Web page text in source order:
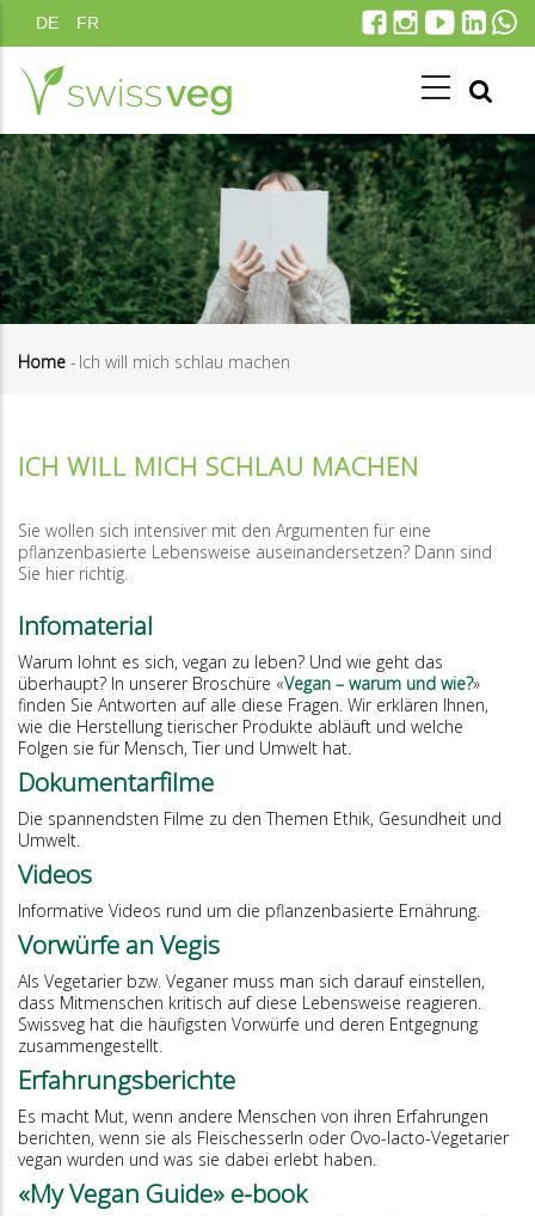
to
main
content
DE FR
Home - Ich will mich schlau machen
ICH WILL MICH SCHLAU MACHEN
Sie wollen sich intensiver mit den Argumenten für eine
pflanzenbasierte Lebensweise auseinandersetzen? Dann sind
Sie hier richtig.
Infomaterial
Warum lohnt es sich, vegan zu leben? Und wie geht das
überhaupt? In unserer Broschüre «Vegan – warum und wie?»
finden Sie Antworten auf alle diese Fragen. Wir erklären Ihnen,
wie die Herstellung tierischer Produkte abläuft und welche
Folgen sie für Mensch, Tier und Umwelt hat.
Dokumentarfilme
Die spannendsten Filme zu den Themen Ethik, Gesundheit und
Umwelt.
Videos
Informative Videos rund um die pflanzenbasierte Ernährung.
Vorwürfe an Vegis
Als Vegetarier bzw. Veganer muss man sich darauf einstellen,
dass Mitmenschen kritisch auf diese Lebensweise reagieren.
Swissveg hat die häufigsten Vorwürfe und deren Entgegnung
zusammengestellt.
Erfahrungsberichte
Es macht Mut, wenn andere Menschen von ihren Erfahrungen
berichten, wenn sie als FleischesserIn oder Ovo-lacto-Vegetarier
vegan wurden und was sie dabei erlebt haben.
«My Vegan Guide» e-book